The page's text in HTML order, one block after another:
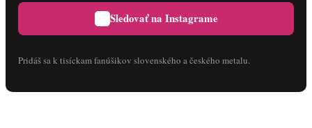
Sledovať na Instagrame
Pridáš sa k tisíckam fanúšikov slovenského a českého metalu.